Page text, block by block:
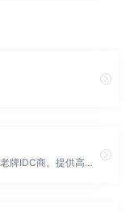
群英网络专业智能安全云计算服务商,17年老牌IDC商。提供高防服务器、云服务器、香港服务器、服务器租用托管等，全新二代智能平台,提供全方位云安全解决方案。群防超过1500G盾,BGP神级防护线路